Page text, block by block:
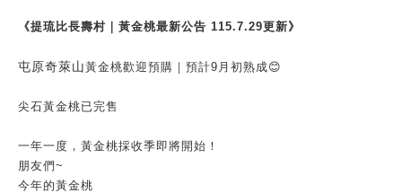
《提琉比長壽村｜黃金桃最新公告 115.7.29更新》
屯原奇萊山黃金桃歡迎預購｜預計9月初熟成😊
尖石黃金桃已完售
一年一度，黃金桃採收季即將開始！
朋友們~
今年的黃金桃